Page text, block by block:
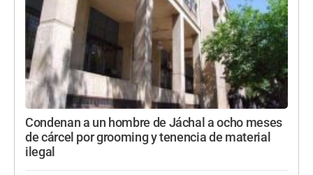
Condenan a un hombre de Jáchal a ocho meses
de cárcel por grooming y tenencia de material
ilegal